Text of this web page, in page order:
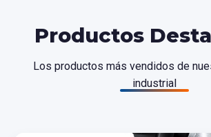
Productos
Los productos más vendidos de
industrial